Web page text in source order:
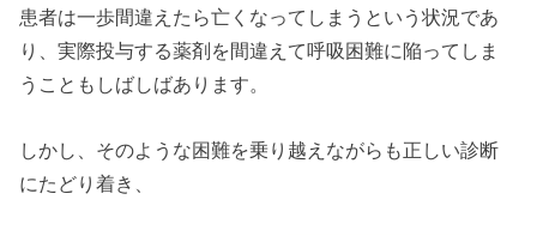
患者は一歩間違えたら亡くなってしまうという状況であ
り、実際投与する薬剤を間違えて呼吸困難に陥ってしま
うこともしばしばあります。
しかし、そのような困難を乗り越えながらも正しい診断
にたどり着き、